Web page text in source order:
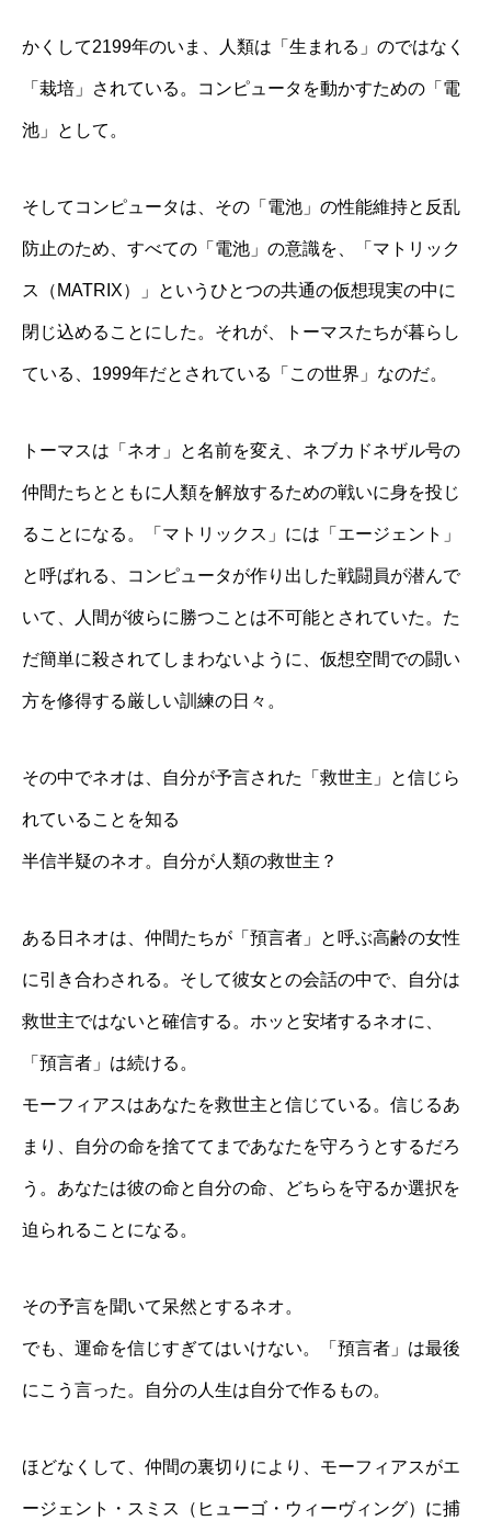
かくして2199年のいま、人類は「生まれる」のではなく
「栽培」されている。コンピュータを動かすための「電
池」として。
そしてコンピュータは、その「電池」の性能維持と反乱
防止のため、すべての「電池」の意識を、「マトリック
ス（MATRIX）」というひとつの共通の仮想現実の中に
閉じ込めることにした。それが、トーマスたちが暮らし
ている、1999年だとされている「この世界」なのだ。
トーマスは「ネオ」と名前を変え、ネブカドネザル号の
仲間たちとともに人類を解放するための戦いに身を投じ
ることになる。「マトリックス」には「エージェント」
と呼ばれる、コンピュータが作り出した戦闘員が潜んで
いて、人間が彼らに勝つことは不可能とされていた。た
だ簡単に殺されてしまわないように、仮想空間での闘い
方を修得する厳しい訓練の日々。
その中でネオは、自分が予言された「救世主」と信じら
れていることを知る
半信半疑のネオ。自分が人類の救世主？
ある日ネオは、仲間たちが「預言者」と呼ぶ高齢の女性
に引き合わされる。そして彼女との会話の中で、自分は
救世主ではないと確信する。ホッと安堵するネオに、
「預言者」は続ける。
モーフィアスはあなたを救世主と信じている。信じるあ
まり、自分の命を捨ててまであなたを守ろうとするだろ
う。あなたは彼の命と自分の命、どちらを守るか選択を
迫られることになる。
その予言を聞いて呆然とするネオ。
でも、運命を信じすぎてはいけない。「預言者」は最後
にこう言った。自分の人生は自分で作るもの。
ほどなくして、仲間の裏切りにより、モーフィアスがエ
ージェント・スミス（ヒューゴ・ウィーヴィング）に捕